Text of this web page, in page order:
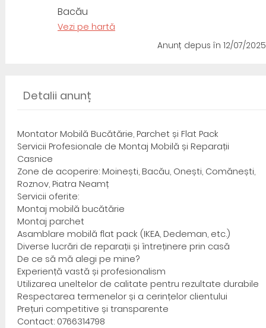
Bacău
Vezi pe hartă
Anunț depus în 12/07/2025
Detalii anunț
Montator Mobilă Bucătărie, Parchet și Flat Pack
Servicii Profesionale de Montaj Mobilă și Reparații
Casnice
Zone de acoperire: Moinești, Bacău, Onești, Comănești,
Roznov, Piatra Neamț
Servicii oferite:
Montaj mobilă bucătărie
Montaj parchet
Asamblare mobilă flat pack (IKEA, Dedeman, etc.)
Diverse lucrări de reparații și întreținere prin casă
De ce să mă alegi pe mine?
Experiență vastă și profesionalism
Utilizarea uneltelor de calitate pentru rezultate durabile
Respectarea termenelor și a cerințelor clientului
Prețuri competitive și transparente
Contact: 0766314798